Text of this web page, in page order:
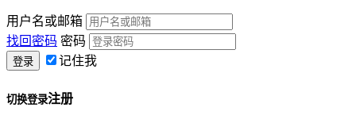
用户名或邮箱
找回密码 密码
记住我
切换登录注册